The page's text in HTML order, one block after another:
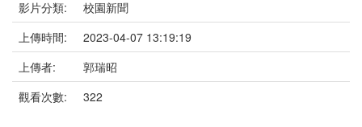
影片分類:
校園新聞
上傳時間:
2023-04-07 13:19:19
上傳者:
郭瑞昭
觀看次數:
322